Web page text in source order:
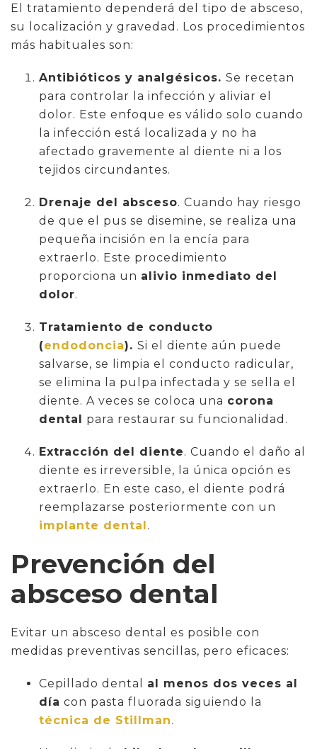
El tratamiento dependerá del tipo de absceso,
su localización y gravedad. Los procedimientos
más habituales son:
Antibióticos y analgésicos. Se recetan
para controlar la infección y aliviar el
dolor. Este enfoque es válido solo cuando
la infección está localizada y no ha
afectado gravemente al diente ni a los
tejidos circundantes.
Drenaje del absceso. Cuando hay riesgo
de que el pus se disemine, se realiza una
pequeña incisión en la encía para
extraerlo. Este procedimiento
proporciona un alivio inmediato del
dolor.
Tratamiento de conducto
(endodoncia). Si el diente aún puede
salvarse, se limpia el conducto radicular,
se elimina la pulpa infectada y se sella el
diente. A veces se coloca una corona
dental para restaurar su funcionalidad.
Extracción del diente. Cuando el daño al
diente es irreversible, la única opción es
extraerlo. En este caso, el diente podrá
reemplazarse posteriormente con un
implante dental.
Prevención del
absceso dental
Evitar un absceso dental es posible con
medidas preventivas sencillas, pero eficaces:
Cepillado dental al menos dos veces al
día con pasta fluorada siguiendo la
técnica de Stillman.